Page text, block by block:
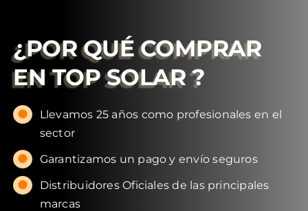
¿POR QUÉ COMPRAR
EN TOP SOLAR ?
Llevamos 25 años como profesionales en el
sector
Garantizamos un pago y envío seguros
Distribuidores Oficiales de las principales
marcas